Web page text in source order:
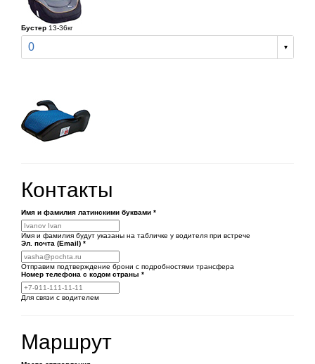
Бустер 13-36кг
0
Контакты
Имя и фамилия латинскими буквами *
Имя и фамилия будут указаны на табличке у водителя при встрече
Эл. почта (Email) *
Отправим подтверждение брони с подробностями трансфера
Номер телефона с кодом страны *
Для связи с водителем
Маршрут